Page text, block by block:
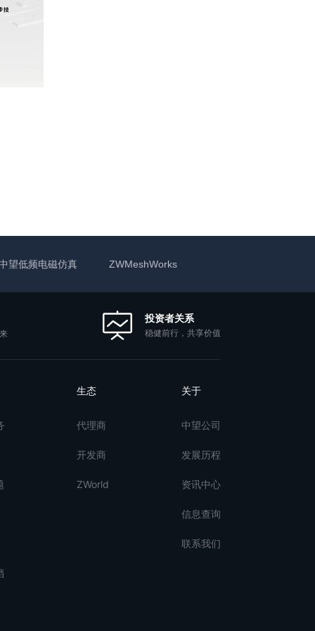
望低频电磁仿真 ZWMeshWorks
投资者关系
稳健前行，共享价值
生态
代理商
开发商
ZWorld
关于
中望公司
发展历程
资讯中心
信息查询
联系我们